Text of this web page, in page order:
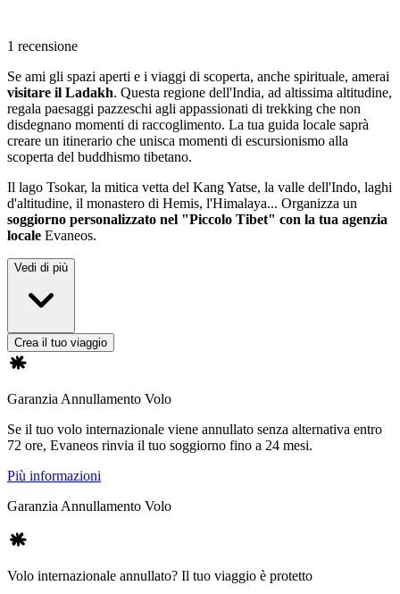
1 recensione
Se ami gli spazi aperti e i viaggi di scoperta, anche spirituale, amerai
visitare il Ladakh. Questa regione dell'India, ad altissima altitudine,
regala paesaggi pazzeschi agli appassionati di trekking che non
disdegnano momenti di raccoglimento. La tua guida locale saprà
creare un itinerario che unisca momenti di escursionismo alla
scoperta del buddhismo tibetano.
Il lago Tsokar, la mitica vetta del Kang Yatse, la valle dell'Indo, laghi
d'altitudine, il monastero di Hemis, l'Himalaya... Organizza un
soggiorno personalizzato nel "Piccolo Tibet" con la tua agenzia
locale Evaneos.
Vedi di più
Crea il tuo viaggio
Garanzia Annullamento Volo
Se il tuo volo internazionale viene annullato senza alternativa entro
72 ore, Evaneos rinvia il tuo soggiorno fino a 24 mesi.
Più informazioni
Garanzia Annullamento Volo
Volo internazionale annullato? Il tuo viaggio è protetto